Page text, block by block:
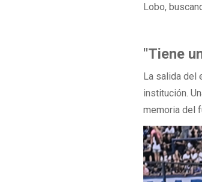
Lobo,
"Tiene
La salida del
institución.
memoria del